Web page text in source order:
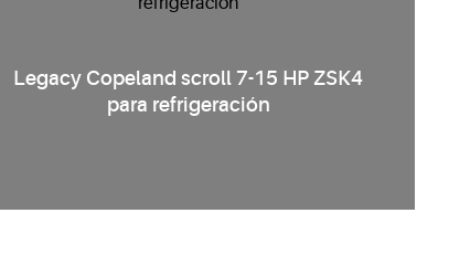
Legacy Copeland scroll 7-15 HP ZSK4
para refrigeración